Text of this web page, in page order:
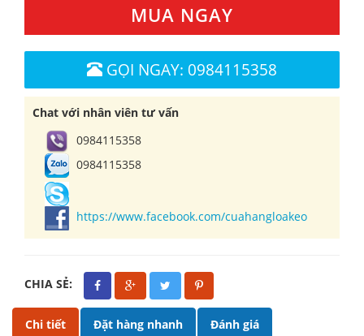
MUA NGAY
GỌI NGAY: 0984115358
Chat với nhân viên tư vấn
0984115358
0984115358
https://www.facebook.com/cuahangloakeo
CHIA SẺ:
Chi tiết Đặt hàng nhanh Đánh giá